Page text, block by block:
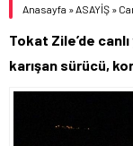
EURO
6.623,43
Anasayfa »ASAYİŞ »
Tokat Zile’de
karışan sürücü,